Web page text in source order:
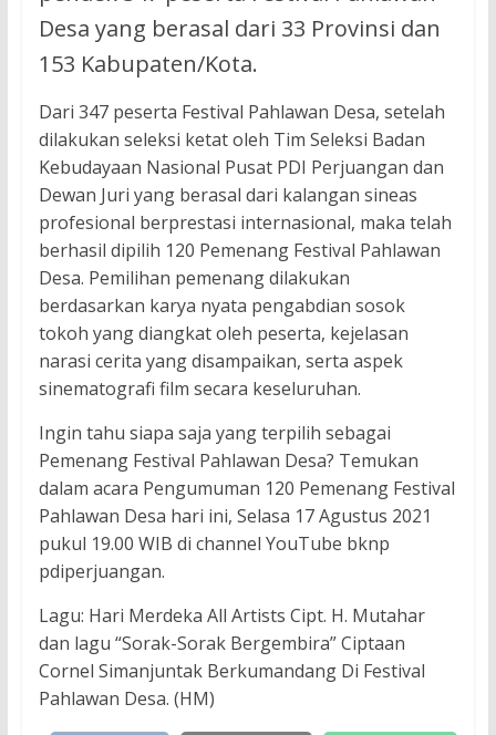
Desa yang berasal dari 33 Provinsi dan
153 Kabupaten/Kota.
Dari 347 peserta Festival Pahlawan Desa, setelah
dilakukan seleksi ketat oleh Tim Seleksi Badan
Kebudayaan Nasional Pusat PDI Perjuangan dan
Dewan Juri yang berasal dari kalangan sineas
profesional berprestasi internasional, maka telah
berhasil dipilih 120 Pemenang Festival Pahlawan
Desa. Pemilihan pemenang dilakukan
berdasarkan karya nyata pengabdian sosok
tokoh yang diangkat oleh peserta, kejelasan
narasi cerita yang disampaikan, serta aspek
sinematografi film secara keseluruhan.
Ingin tahu siapa saja yang terpilih sebagai
Pemenang Festival Pahlawan Desa? Temukan
dalam acara Pengumuman 120 Pemenang Festival
Pahlawan Desa hari ini, Selasa 17 Agustus 2021
pukul 19.00 WIB di channel YouTube bknp
pdiperjuangan.
Lagu: Hari Merdeka All Artists Cipt. H. Mutahar
dan lagu “Sorak-Sorak Bergembira” Ciptaan
Cornel Simanjuntak Berkumandang Di Festival
Pahlawan Desa. (HM)